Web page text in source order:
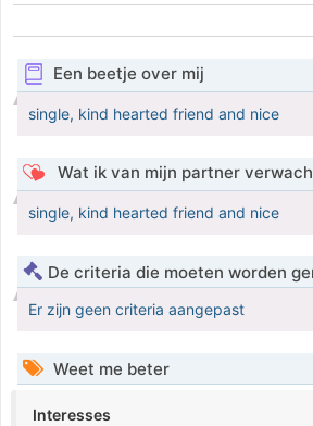
Een beetje over mij
single, kind hearted friend and nice
Wat ik van mijn partner
single, kind hearted friend and nice
De criteria die moeten worden
Er zijn geen criteria aangepast
Weet me beter
Interesses